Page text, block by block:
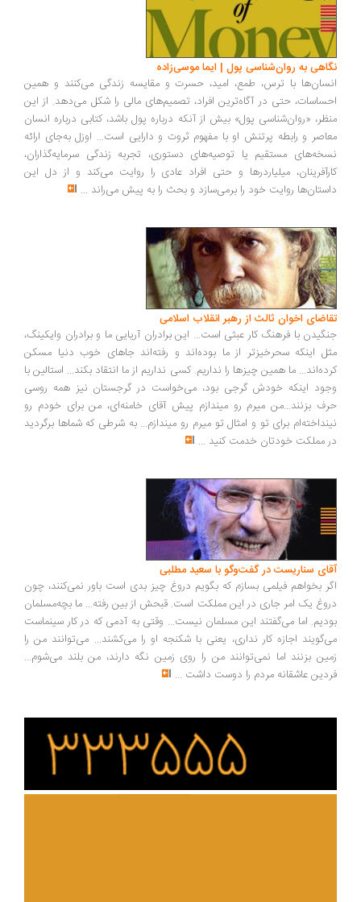
به روان‌شناسی پول | ایما موسی‌زاده
با ترس، طمع، امید، حسرت و مقایسه زندگی می‌کنند و همین
حتی در آگاه‌ترین افراد، تصمیم‌های مالی را شکل می‌دهد. از این
«روان‌شناسی پول» بیش از آنکه درباره پول باشد، کتابی درباره انسان
و رابطه پرتنش او با مفهوم ثروت و دارایی است... اوزل به‌جای ارائه
مستقیم یا توصیه‌های دستوری، تجربه زندگی سرمایه‌گذاران،
میلیاردرها و حتی افراد عادی را روایت می‌کند و از دل این
روایت خود را برمی‌سازد و بحث را به پیش می‌راند ...
اخوان ثالث از رهبر انقلاب اسلامی
با فرهنگ کار عبثی است... این برادران آریایی ما و برادران وایکینگ،
اینکه سحرخیزتر از ما بوده‌اند و رفته‌اند جاهای خوب دنیا مسکن
ما همین چیزها را نداریم. کسی نداریم از ما انتقاد بکند... استالین با
اینکه خودش گرجی بود، می‌خواست در گرجستان نیز همه روسی
بزنند...من میرم رو میندازم پیش آقای خامنه‌ای، من برای خودم رو
برای تو و امثال تو میرم رو میندازم... به شرطی که شماها برگردید
مملکت خودتان خدمت کنید...
سناریست در گفت‌وگو با سعید مطلبی
بخواهم فیلمی بسازم که بگویم دروغ چیز بدی است باور نمی‌کنند، چون
یک امر جاری در این مملکت است. قبحش از بین رفته... ما بچه‌مسلمان
اما می‌گفتند این مسلمان نیست... وقتی به آدمی که در کار سینماست
اجازه کار نداری، یعنی با شکنجه او را می‌کشند... می‌توانند من را
بزنند اما نمی‌توانند من را روی زمین نگه دارند، من بلند می‌شوم...
عاشقانه مردم را دوست داشت ...